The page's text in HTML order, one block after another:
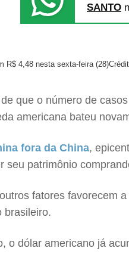
SANTO
R$ 4,48 nesta sexta-feira (28)
que o número de
americana bateu
fora da China,
seu patrimônio
fatores favorecem
brasileiro.
o dólar americano já